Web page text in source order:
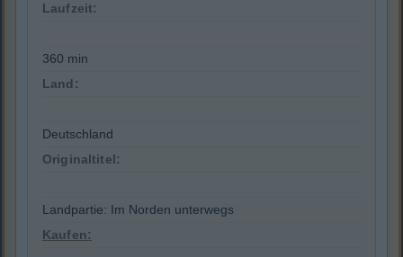
Laufzeit:
360 min
Land:
Deutschland
Originaltitel:
Landpartie: Im Norden unterwegs
Kaufen: